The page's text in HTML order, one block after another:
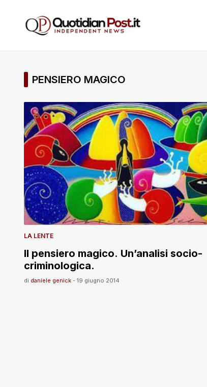
PENSIERO MAGICO
LA LENTE
Il pensiero magico. Un’analisi socio-
criminologica.
di daniele genick - 19 giugno 2014